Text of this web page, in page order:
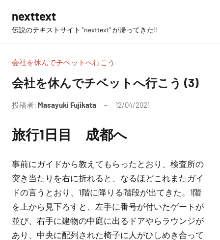
ン
nexttext
伝説のテキストサイト "nexttext" が帰ってきた!!
会社を休んでチベットへ行こう
会社を休んでチベットへ行こう (3)
投稿者: Masayuki Fujikata 12/04/2021
あ
り
ま
せ
ん
旅行1日目 成都へ
事前にガイドから教えてもらったとおり、検査所の
突き当たりを右に折れると、なるほどこれまたガイ
ドの言うとおり、1階に降りる階段が出てきた。1階
を上から見下ろすと、左手に番号が付いたゲートが
並び、右手に建物の中庭に出るドアやらラウンジが
あり、中央に配列された椅子に人がひしめき合って